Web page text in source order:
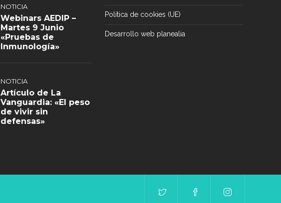
NOTICIA
Webinars AEDIP –
Martes 9 Junio
«Pruebas de
Inmunología»
NOTICIA
Artículo de La
Vanguardia: «El peso
de vivir sin
defensas»
Política de cookies (UE)
Desarrollo web planealia